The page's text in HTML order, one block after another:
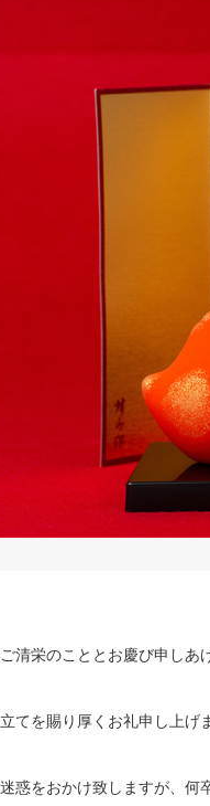
清栄のこととお慶び申しあ
てを賜り厚くお礼申し上
惑をおかけ致しますが、何